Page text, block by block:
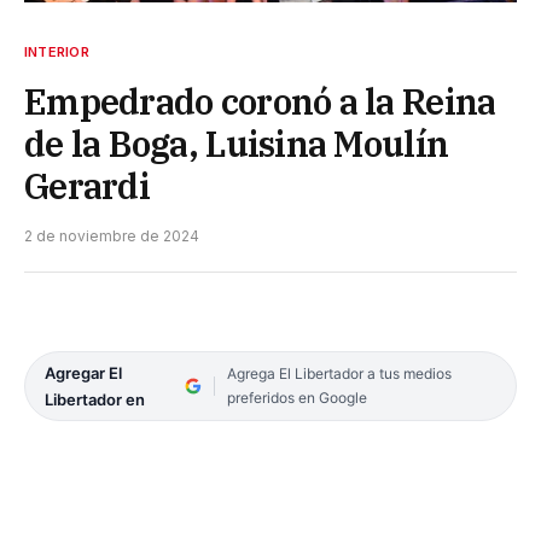
INTERIOR
Empedrado coronó a la Reina
de la Boga, Luisina Moulín
Gerardi
2 de noviembre de 2024
Agregar El
Libertador en
Agrega El Libertador a tus medios
preferidos en Google